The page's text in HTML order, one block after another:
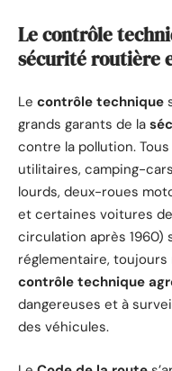
Le contrôle
sécurité routière
Le contrôle technique
grands garants de la
contre la pollution.
utilitaires, camping-
lourds, deux-roues
et certaines voitures
circulation après
réglementaire, toujours
contrôle technique
dangereuses et à
des véhicules.